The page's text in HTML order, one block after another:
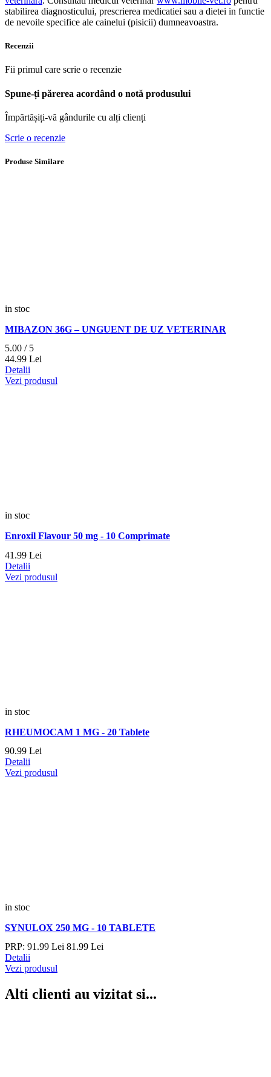
stabilirea diagnosticului, prescrierea medicatiei sau a dietei in functie
de nevoile specifice ale cainelui (pisicii) dumneavoastra.
Recenzii
Fii primul care scrie o recenzie
Spune-ți părerea acordând o notă produsului
Împărtășiți-vă gândurile cu alți clienți
Scrie o recenzie
Produse Similare
in stoc
MIBAZON 36G – UNGUENT DE UZ VETERINAR
5.00 / 5
44.99 Lei
Detalii
Vezi produsul
in stoc
Enroxil Flavour 50 mg - 10 Comprimate
41.99 Lei
Detalii
Vezi produsul
in stoc
RHEUMOCAM 1 MG - 20 Tablete
90.99 Lei
Detalii
Vezi produsul
in stoc
SYNULOX 250 MG - 10 TABLETE
PRP: 91.99 Lei 81.99 Lei
Detalii
Vezi produsul
Alti clienti au vizitat si...